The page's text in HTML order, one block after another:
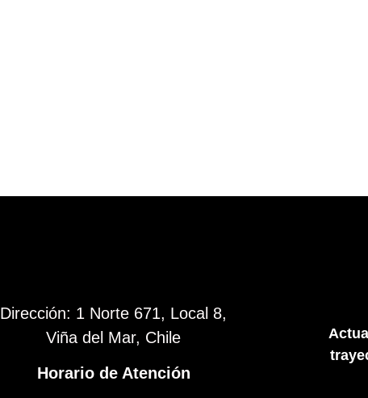
Dirección: 1 Norte 671, Local 8,
Viña del Mar, Chile
Horario de Atención